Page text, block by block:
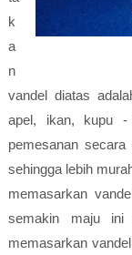
k
a
n
vandel diatas
apel, ikan, kupu -
pemesanan
sehingga lebih
memasarkan
semakin maju ini
memasarkan